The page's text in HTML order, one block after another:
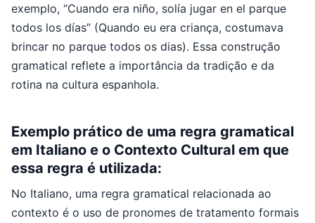
exemplo, “Cuando era niño, solía jugar en el parque
todos los días” (Quando eu era criança, costumava
brincar no parque todos os dias). Essa construção
gramatical reflete a importância da tradição e da
rotina na cultura espanhola.
Exemplo prático de uma regra gramatical
em Italiano e o Contexto Cultural em que
essa regra é utilizada:
No Italiano, uma regra gramatical relacionada ao
contexto é o uso de pronomes de tratamento formais